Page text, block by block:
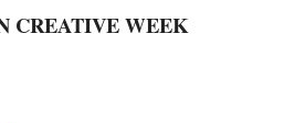
CREATIVE WEEK